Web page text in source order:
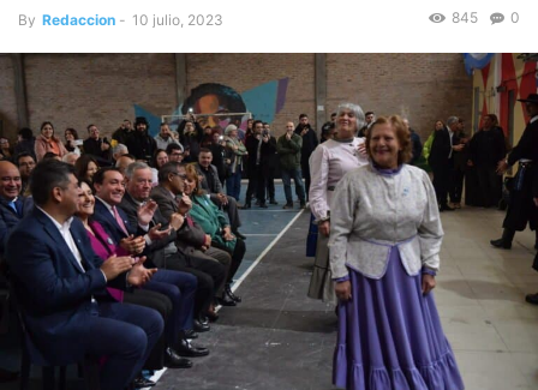
By Redaccion - 10 julio, 2023 0
845